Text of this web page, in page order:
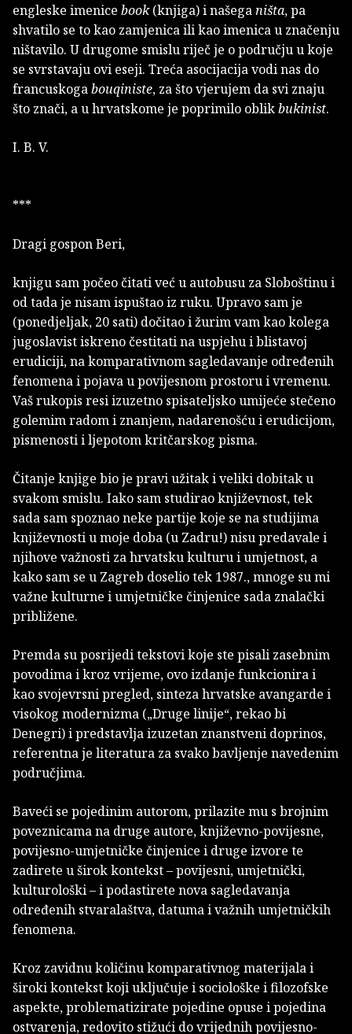
engleske imenice book(knjiga) i našeganišta, pa
shvatilo se to kao zamjenica ili kao imenica u značenju
ništavilo. U drugome smislu riječ je o području u koje
se svrstavaju ovi eseji. Treća asocijacija vodi nas do
francuskogabouqiniste, za što vjerujem da svi znaju
što znači, a u hrvatskome je poprimilo oblikbukinist.
I. B. V.
***
Dragi gospon Beri,
knjigu sam počeo čitati već u autobusu za Sloboštinu i
od tada je nisam ispuštao iz ruku. Upravo sam je
(ponedjeljak, 20 sati) dočitao i žurim vam kao kolega
jugoslavist iskreno čestitati na uspjehu i blistavoj
erudiciji, na komparativnom sagledavanje određenih
fenomena i pojava u povijesnom prostoru i vremenu.
Vaš rukopis resi izuzetno spisateljsko umijeće stečeno
golemim radom i znanjem, nadarenošću i erudicijom,
pismenosti i ljepotom kritčarskog pisma.
Čitanje knjige bio je pravi užitak i veliki dobitak u
svakom smislu. Iako sam studirao književnost, tek
sada sam spoznao neke partije koje se na studijima
književnosti u moje doba (u Zadru!) nisu predavale i
njihove važnosti za hrvatsku kulturu i umjetnost, a
kako sam se u Zagreb doselio tek 1987., mnoge su mi
važne kulturne i umjetničke činjenice sada znalački
približene.
Premda su posrijedi tekstovi koje ste pisali zasebnim
povodima i kroz vrijeme, ovo izdanje funkcionira i
kao svojevrsni pregled, sinteza hrvatske avangarde i
visokog modernizma („Druge linije“, rekao bi
Denegri) i predstavlja izuzetan znanstveni doprinos,
referentna je literatura za svako bavljenje navedenim
područjima.
Baveći se pojedinim autorom, prilazite mu s brojnim
poveznicama na druge autore, književno-povijesne,
povijesno-umjetničke činjenice i druge izvore te
zadirete u širok kontekst – povijesni, umjetnički,
kulturološki – i podastirete nova sagledavanja
određenih stvaralaštva, datuma i važnih umjetničkih
fenomena.
Kroz zavidnu količinu komparativnog materijala i
široki kontekst koji uključuje i sociološke i filozofske
aspekte, problematizirate pojedine opuse i pojedina
ostvarenja, redovito stižući do vrijednih povijesno-